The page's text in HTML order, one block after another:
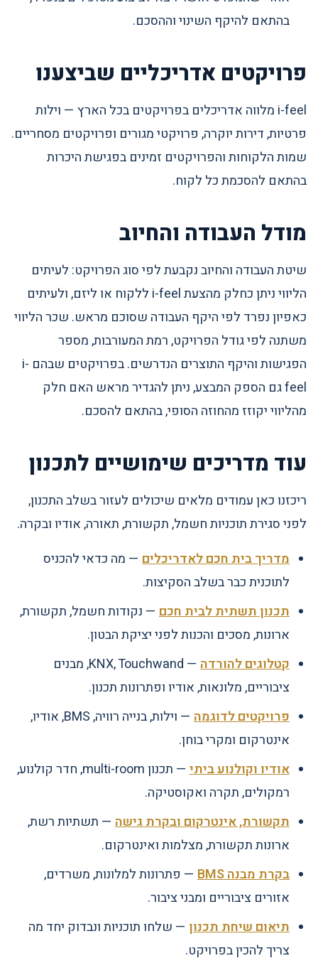
בהתאם להיקף השינוי וההסכם.
פרויקטים אדריכליים שביצענו
i-feel מלווה אדריכלים בפרויקטים בכל הארץ — וילות
פרטיות, דירות יוקרה, פרויקטי מגורים ופרויקטים מסחריים.
שמות הלקוחות והפרויקטים זמינים בפגישת היכרות
בהתאם להסכמת כל לקוח.
מודל העבודה והחיוב
שיטת העבודה והחיוב נקבעת לפי סוג הפרויקט: לעיתים
הליווי ניתן כחלק מהצעת i-feel ללקוח או ליזם, ולעיתים
כאפיון נפרד לפי היקף העבודה שסוכם מראש. שכר הליווי
משתנה לפי גודל הפרויקט, רמת המעורבות, מספר
הפגישות והיקף התוצרים הנדרשים. בפרויקטים שבהם i-
feel גם הספק המבצע, ניתן להגדיר מראש האם חלק
מהליווי יקוזז מהחוזה הסופי, בהתאם להסכם.
עוד מדריכים שימושיים לתכנון
ריכזנו כאן עמודים מלאים שיכולים לעזור בשלב התכנון,
לפני סגירת תוכניות חשמל, תקשורת, תאורה, אודיו ובקרה.
מדריך בית חכם לאדריכלים — מה כדאי להכניס
לתוכנית כבר בשלב הסקיצות.
תכנון תשתית לבית חכם — נקודות חשמל, תקשורת,
ארונות, מסכים והכנות לפני יציקת הבטון.
קטלוגים להורדה
— KNX, Touchwand, מבנים
ציבוריים, מלונאות, אודיו ופתרונות תכנון.
פרויקטים לדוגמה
— וילות, בנייה רוויה, BMS, אודיו,
אינטרקום ומקרי בוחן.
אודיו וקולנוע ביתי
— תכנון multi-room, חדר קולנוע,
רמקולים, תקרה ואקוסטיקה.
תקשורת, אינטרקום ובקרת גישה — תשתיות רשת,
ארונות תקשורת, מצלמות ואינטרקום.
בקרת מבנה BMS
— פתרונות למלונות, משרדים,
אזורים ציבוריים ומבני ציבור.
תיאום שיחת תכנון — שלחו תוכניות ונבדוק יחד מה
צריך להכין בפרויקט.